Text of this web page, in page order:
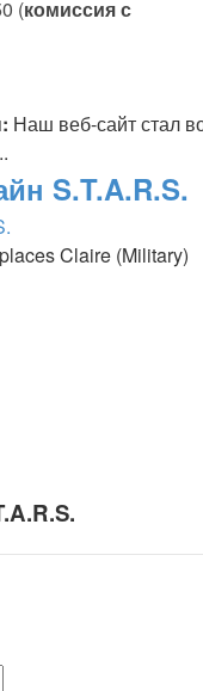
(комиссия с
Наш веб-сайт стал
S.T.A.R.S.
Claire (Military)